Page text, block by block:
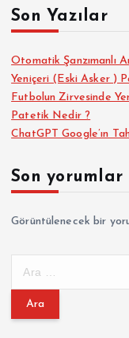
Son Yazılar
Otomatik Şanzımanlı
Yeniçeri (Eski Asker )
Futbolun Zirvesinde
Patetik Nedir ?
ChatGPT Google’ın
Son yorumlar
Görüntülenecek bir
m